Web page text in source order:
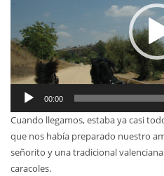
00:00
Cuando llegamos, estaba ya casi
que nos había preparado nuestro
señorito y una tradicional
caracoles.